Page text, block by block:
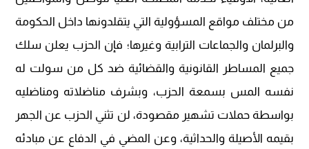
من مختلف مواقع المسؤولية التي يتقلدونها داخل الحكومة
والبرلمان والجماعات الترابية وغيرها؛ فإن الحزب يعلن سلك
جميع المساطر القانونية والقضائية ضد كل من سولت له
نفسه المس بسمعة الحزب، وبشرف مناضلاته ومناضليه
بواسطة حملات تشهير مقصودة، لن تثني الحزب عن الجهر
بقيمه الأصيلة والحداثية، وعن المضي في الدفاع عن مبادئه